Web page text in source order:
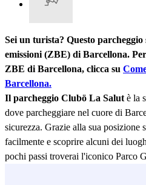
Sei un turista? Questo parcheggio
emissioni (ZBE) di Barcellona.
ZBE di Barcellona, clicca su
Barcellona.
Il parcheggio Clubö La Salut è la
dove parcheggiare nel cuore di
sicurezza. Grazie alla sua posizione
facilmente e scoprire alcuni dei
pochi passi troverai l'iconico Parco